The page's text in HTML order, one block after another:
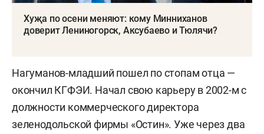
Хуҗа по осени меняют: кому Минниханов
доверит Лениногорск, Аксубаево и Тюлячи?
Нагуманов-младший пошел по стопам отца —
окончил КГФЭИ. Начал свою карьеру в 2002-м с
должности коммерческого директора
зеленодольской фирмы «Остин». Уже через два